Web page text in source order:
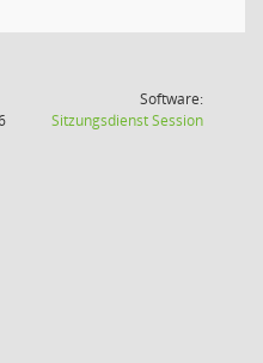
Software:
SitzungsdienstSession(Wird in